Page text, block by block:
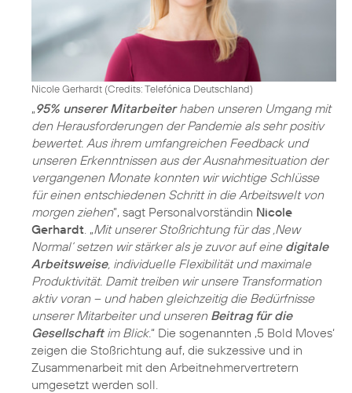
Nicole Gerhardt (Credits: Telefónica Deutschland)
„95% unserer Mitarbeiterhaben unseren Umgang mit
den Herausforderungen der Pandemie als sehr positiv
bewertet. Aus ihrem umfangreichen Feedback und
unseren Erkenntnissen aus der Ausnahmesituation der
vergangenen Monate konnten wir wichtige Schlüsse
für einen entschiedenen Schritt in die Arbeitswelt von
morgen ziehen”, sagt Personalvorständin Nicole
Gerhardt . „Mit unserer Stoßrichtung für das ‚New
Normal‘ setzen wir stärker als je zuvor auf eine digitale
Arbeitsweise, individuelle Flexibilität und maximale
Produktivität. Damit treiben wir unsere Transformation
aktiv voran – und haben gleichzeitig die Bedürfnisse
unserer Mitarbeiter und unseren Beitrag für die
Gesellschaftim Blick.“ Die sogenannten ‚5 Bold Moves‘
zeigen die Stoßrichtung auf, die sukzessive und in
Zusammenarbeit mit den Arbeitnehmervertretern
umgesetzt werden soll.